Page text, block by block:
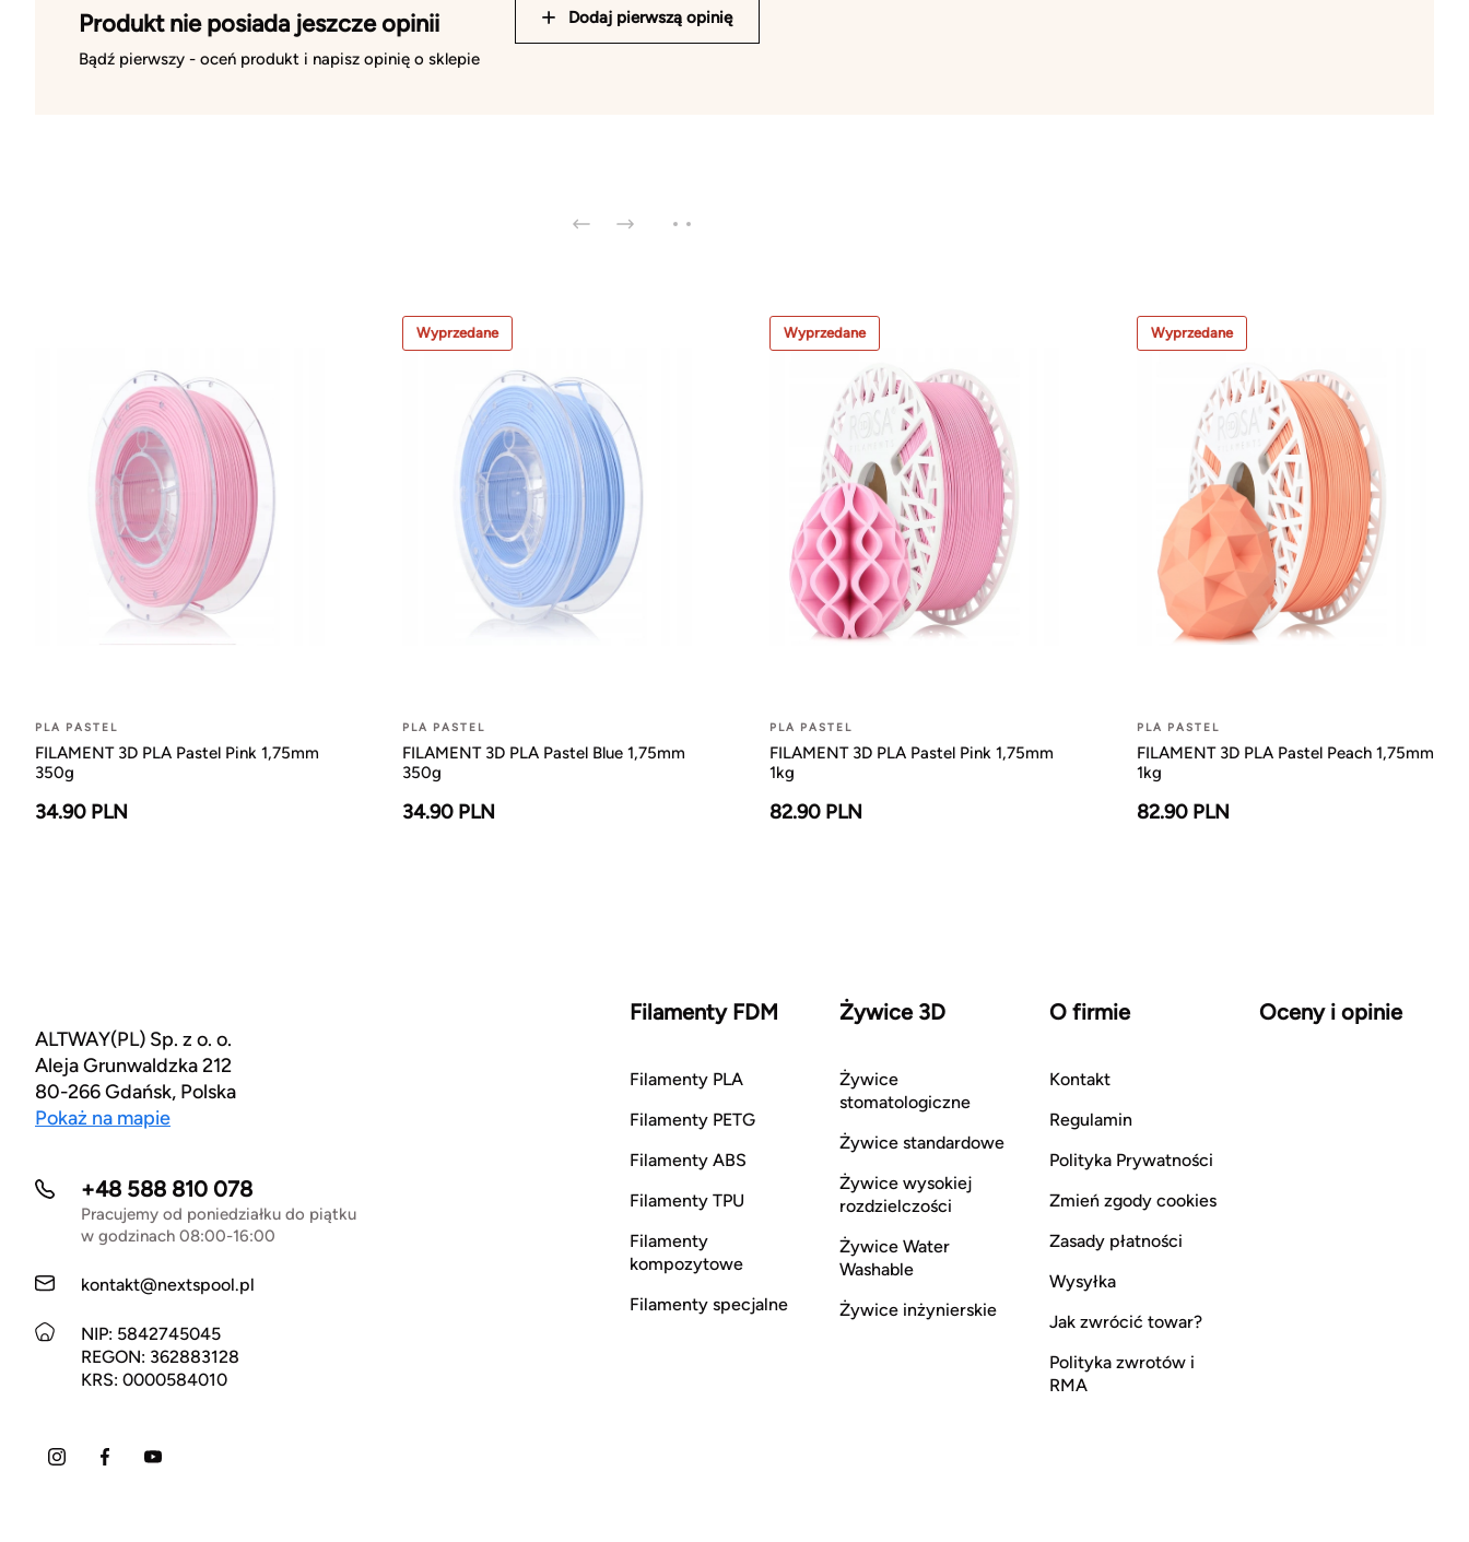
Produkt nie posiada jeszcze opinii
Bądź pierwszy - oceń produkt i napisz opinię o sklepie
Dodaj pierwszą opinię
PLA PASTEL
FILAMENT 3D PLA Pastel Pink 1,75mm
350g
34.90 PLN
Wyprzedane
PLA PASTEL
FILAMENT 3D PLA Pastel Blue 1,75mm
350g
34.90 PLN
Wyprzedane
PLA PASTEL
FILAMENT 3D PLA Pastel Pink 1,75mm
1kg
82.90 PLN
Wyprzedane
PLA PASTEL
FILAMENT 3D PLA Pastel Peach 1,75mm
1kg
82.90 PLN
ALTWAY(PL) Sp. z o. o.
Aleja Grunwaldzka 212
80-266 Gdańsk, Polska
Pokaż na mapie
+48 588 810 078
Pracujemy od poniedziałku do piątku
w godzinach 08:00-16:00
kontakt@nextspool.pl
NIP: 5842745045
REGON: 362883128
KRS: 0000584010
Filamenty FDM
Filamenty PLA
Filamenty PETG
Filamenty ABS
Filamenty TPU
Filamenty
kompozytowe
Filamenty specjalne
Żywice 3D
Żywice
stomatologiczne
Żywice standardowe
Żywice wysokiej
rozdzielczości
Żywice Water
Washable
Żywice inżynierskie
O firmie
Kontakt
Regulamin
Polityka Prywatności
Zmień zgody cookies
Zasady płatności
Wysyłka
Jak zwrócić towar?
Polityka zwrotów i
RMA
Oceny i opinie